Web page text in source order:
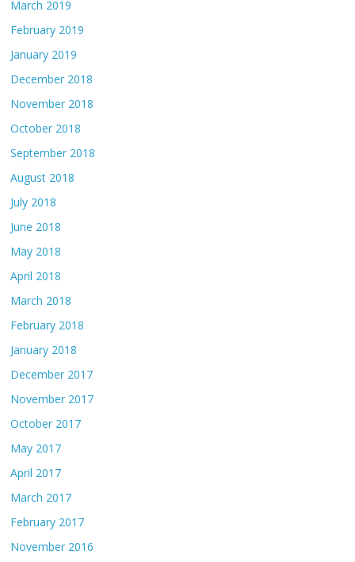
March 2019
February 2019
January 2019
December 2018
November 2018
October 2018
September 2018
August 2018
July 2018
June 2018
May 2018
April 2018
March 2018
February 2018
January 2018
December 2017
November 2017
October 2017
May 2017
April 2017
March 2017
February 2017
November 2016